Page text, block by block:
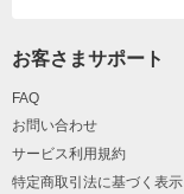
お客さまサポート
FAQ
お問い合わせ
サービス利用規約
特定商取引法に基づく表示